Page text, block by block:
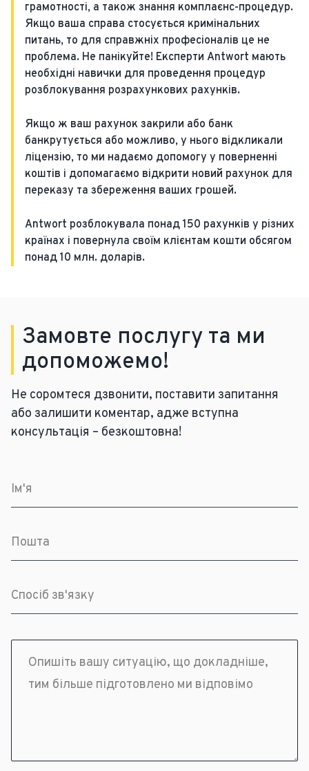
грамотності, а також знання комплаєнс-процедур.
Якщо ваша справа стосується кримінальних
питань, то для справжніх професіоналів це не
проблема. Не панікуйте! Експерти Antwort мають
необхідні навички для проведення процедур
розблокування розрахункових рахунків.
Якщо ж ваш рахунок закрили або банк
банкрутується або можливо, у нього відкликали
ліцензію, то ми надаємо допомогу у поверненні
коштів і допомагаємо відкрити новий рахунок для
переказу та збереження ваших грошей.
Antwort розблокувала понад 150 рахунків у різних
країнах і повернула своїм клієнтам кошти обсягом
понад 10 млн. доларів.
Замовте послугу та ми
допоможемо!
Не соромтеся дзвонити, поставити запитання
або залишити коментар, адже вступна
консультація – безкоштовна!